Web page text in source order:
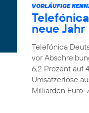
VORLÄUFIGE
neue Jahr
Telefónica
vor
6,2 Prozent auf
Umsatzerlöse
Milliarden